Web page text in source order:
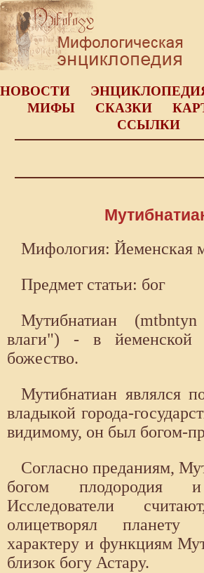
НОВОСТИ
МИФЫ
СКАЗКИ
ССЫЛКИ
Мифология: Йеменская
Предмет статьи: бог
Мутибнатиан
влаги") - в йеменской
божество.
Мутибнатиан являлся
владыкой города-
видимому, он был богом-
Согласно преданиям,
богом плодородия
Исследователи
олицетворял
характеру и функциям
близок богу Астару.